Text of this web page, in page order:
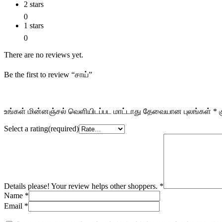
2 stars
0
1 stars
0
There are no reviews yet.
Be the first to review “சாய்”
உங்கள் மின்னஞ்சல் வெளியிடப்பட மாட்டாது தேவையான புலங்கள் *
Select a rating(required)
Details please! Your review helps other shoppers. *
Name *
Email *